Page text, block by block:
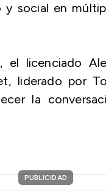
y social en
el licenciado
liderado por
la
PUBLICIDAD